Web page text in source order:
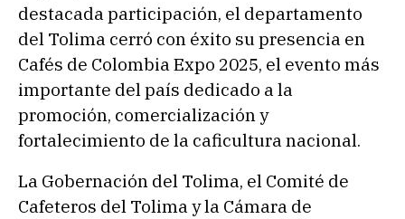
destacada participación, el departamento
del Tolima cerró con éxito su presencia en
Cafés de Colombia Expo 2025, el evento más
importante del país dedicado a la
promoción, comercialización y
fortalecimiento de la caficultura nacional.
La Gobernación del Tolima, el Comité de
Cafeteros del Tolima y la Cámara de